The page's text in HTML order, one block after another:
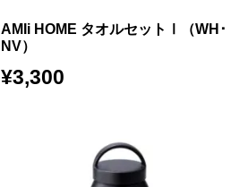
AMIi HOME タオルセットⅠ（WH･
NV）
¥3,300